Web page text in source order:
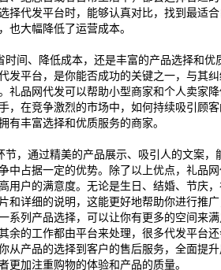
择代发平台时，能够认真对比，找到最适
也大幅降低了运营成本。
间、降低成本，还是丰富的产品选择和优
发平台，是你能否成功的关键之一，与其
礼品网代发可以帮助小型商家和个人卖家
，在竞争激烈的市场中，如何持续吸引顾
有丰富选择和优质服务的商家。
，通过精美的产品展示、吸引人的文案，
中占据一定的优势。除了以上优点，礼品
用户的满意度。无论是生日、结婚、节庆
和详细的说明，这能更好地帮助你进行推
系列产品选择，可以让你有更多的空间来
余的工作都由平台来处理，很多代发平台
从产品的选择到客户的售后服务，全面提
更加注重购物的体验和产品的质量。